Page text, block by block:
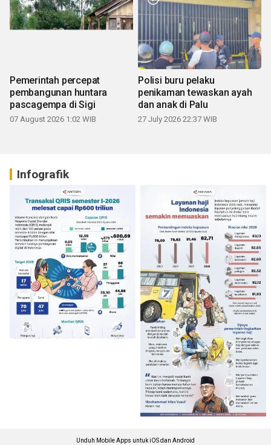
Pemerintah percepat
pembangunan huntara
pascagempa di Sigi
07 August 2026 1:02 WIB
Polisi buru pelaku
penikaman tewaskan ayah
dan anak di Palu
27 July 2026 22:37 WIB
Infografik
Unduh Mobile Apps untuk iOS dan Android